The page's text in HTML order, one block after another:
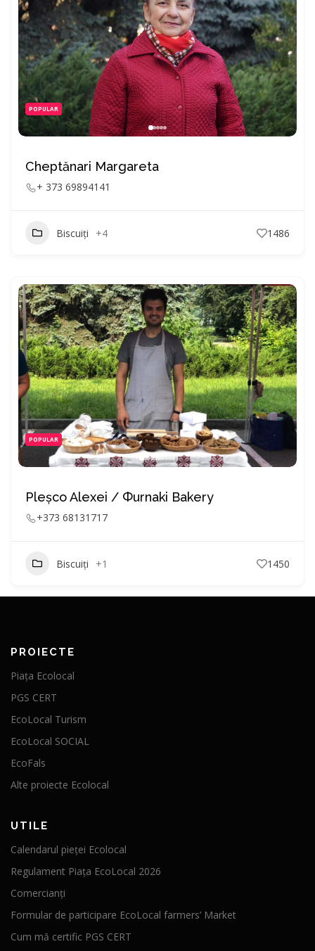
POPULAR
Cheptănari Margareta
+ 373 69894141
Biscuiți +4 1486
POPULAR
Pleșco Alexei / Фurnaki Bakery
+373 68131717
Biscuiți +1 1450
PROIECTE
Piața Ecolocal
PGS CERT
EcoLocal Turism
EcoLocal SOCIAL
EcoFals
Alte proiecte Ecolocal
UTILE
Calendarul pieței Ecolocal
Regulament Piața EcoLocal 2026
Comercianți
Formular de participare EcoLocal farmers’ Market
Cum mă certific PGS CERT